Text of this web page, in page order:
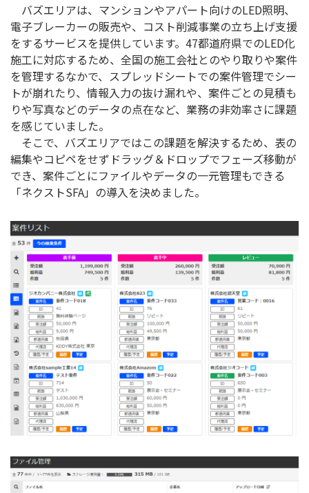
バズエリアは、マンションやアパート向けのLED照明、
電子ブレーカーの販売や、コスト削減事業の立ち上げ支援
をするサービスを提供しています。47都道府県でのLED化
施工に対応するため、全国の施工会社とのやり取りや案件
を管理するなかで、スプレッドシートでの案件管理でシー
トが崩れたり、情報入力の抜け漏れや、案件ごとの見積も
りや写真などのデータの点在など、業務の非効率さに課題
を感じていました。
そこで、バズエリアではこの課題を解決するため、表の
編集やコピペをせずドラッグ＆ドロップでフェーズ移動が
でき、案件ごとにファイルやデータの一元管理もできる
「ネクストSFA」の導入を決めました。